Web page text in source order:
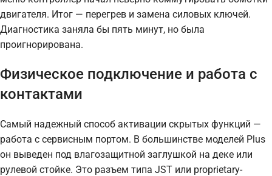
двигателя. Итог — перегрев и замена силовых ключей.
Диагностика заняла бы пять минут, но была
проигнорирована.
Физическое подключение и работа с
контактами
Самый надежный способ активации скрытых функций —
работа с сервисным портом. В большинстве моделей Plus
он выведен под влагозащитной заглушкой на деке или
рулевой стойке. Это разъем типа JST или proprietary-